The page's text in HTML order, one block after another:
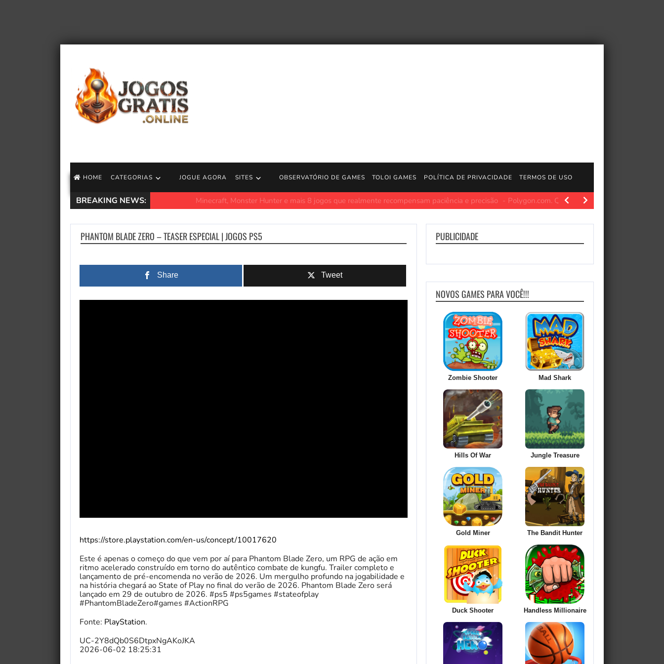
HOME CATEGORIAS JOGUE AGORA SITES OBSERVATÓRIO DE GAMES TOLOI GAMES POLÍTICA DE PRIVACIDADE TERMOS DE USO
BREAKING NEWS: Minecraft, Monster Hunter e mais 8 jogos que realmente recompensam paciência e precisão Polygon.com. Quando alguém se senta para jogar um
PHANTOM BLADE ZERO – TEASER ESPECIAL | JOGOS PS5
Share Tweet
https://store.playstation.com/en-us/concept/10017620
Este é apenas o começo do que vem por aí para Phantom Blade Zero, um RPG de ação em
ritmo acelerado construído em torno do autêntico combate de kungfu. Trailer completo e
lançamento de pré-encomenda no verão de 2026. Um mergulho profundo na jogabilidade e
na história chegará ao State of Play no final do verão de 2026. Phantom Blade Zero será
lançado em 29 de outubro de 2026. #ps5 #ps5games #stateofplay
#PhantomBladeZero#games #ActionRPG
Fonte: PlayStation.
UC-2Y8dQb0S6DtpxNgAKoJKA
2026-06-02 18:25:31
PUBLICIDADE
NOVOS GAMES PARA VOCÊ!!!
Zombie Shooter Mad Shark
Hills Of War Jungle Treasure
Gold Miner The Bandit Hunter
Duck Shooter Handless Millionaire